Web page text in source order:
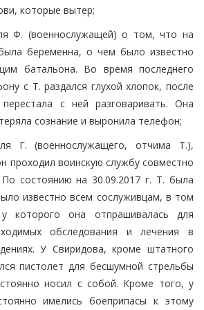
которые вытер;
Ф. (военнослужащей) о том, что на
беременна, о чем было известно
батальона. Во время последнего
с Т. раздался глухой хлопок, после
с ней разговаривать. Она
сознание и выронила телефон;
Г. (военнослужащего, отчима Т.),
проходил воинскую службу совместно
состоянию на 30.09.2017 г. Т. была
известно всем сослуживцам, в том
которого она отпрашивалась для
обследования и лечения в
У Свиридова, кроме штатного
пистолет для бесшумной стрельбы
носил с собой. Кроме того, у
имелись боеприпасы к этому